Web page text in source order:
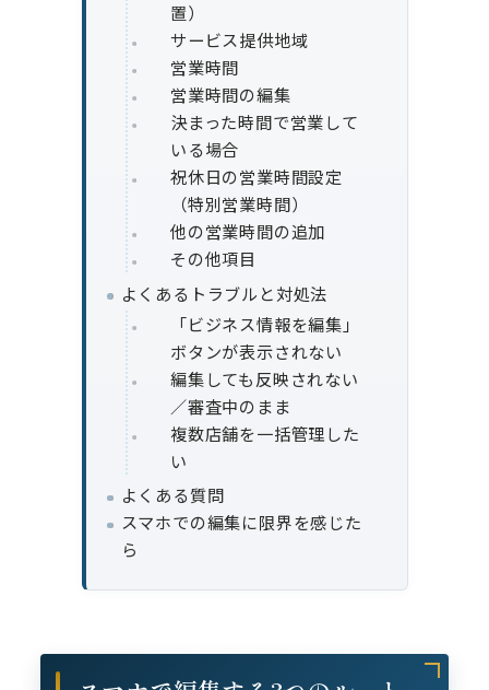
置）
サービス提供地域
営業時間
営業時間の編集
決まった時間で営業して
いる場合
祝休日の営業時間設定
（特別営業時間）
他の営業時間の追加
その他項目
よくあるトラブルと対処法
「ビジネス情報を編集」
ボタンが表示されない
編集しても反映されない
／審査中のまま
複数店舗を一括管理した
い
よくある質問
スマホでの編集に限界を感じた
ら